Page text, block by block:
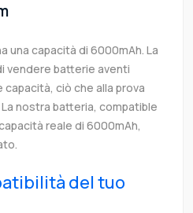
una capacità di 6000mAh. La
vendere batterie aventi
ciò che alla prova
nostra batteria, compatible
reale di 6000mAh,
del tuo